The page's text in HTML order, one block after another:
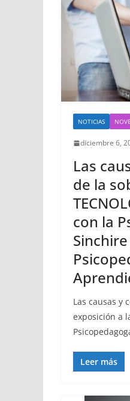
NOTICIAS
diciembre 6,
Las
de la
con la
Las causas y
exposición a
Leer más